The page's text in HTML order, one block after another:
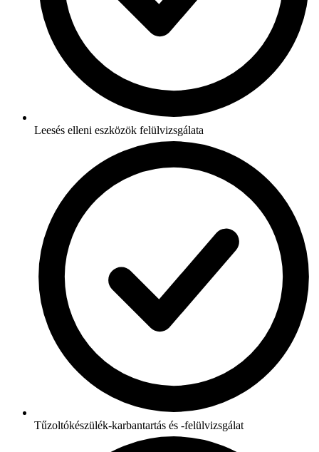
Leesés elleni eszközök felülvizsgálata
Tűzoltókészülék-karbantartás és -felülvizsgálat